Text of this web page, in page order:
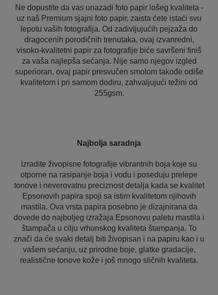
Ne dopustite da vas unazadi foto papir lošeg kvaliteta -
uz naš Premium sjajni foto papir, zaista ćete istaći svu
lepotu vaših fotografija. Od zadivljujućih pejzaža do
dragocenih porodičnih trenutaka, ovaj izvanredni,
visoko-kvalitetni papir za fotografije biće savršeni finiš
za vaša najlepša sećanja. Nije samo njegov izgled
superioran, ovaj papir presvučen smolom takođe odiše
kvalitetom i pri samom dodiru, zahvaljujući težini od
255gsm.
Najbolja saradnja
Izradite živopisne fotografije vibrantnih boja koje su
otporne na rasipanje boja i vodu i poseduju prelepe
tonove i neverovatnu preciznost detalja kada se kvalitet
Epsonovih papira spoji sa istim kvalitetom njihovih
mastila. Ova vrsta papira posebno je dizajnirana da
dovede do najboljeg izražaja Epsonovu paletu mastila i
štampača u cilju vrhunskog kvaliteta štampanja. To
znači da će svaki detalj biti živopisan i na papiru kao i u
vašem sećanju, uz prirodne boje, glatke gradacije,
realistične tonove kože i još mnogo sličnih kvaliteta.